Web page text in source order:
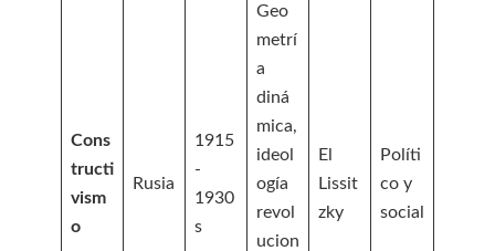
Cons
tructi
vism
o
Rusia
1915
-
1930
s
Geo
metrí
a
diná
mica,
ideol
ogía
revol
ucion
El
Lissit
zky
Políti
co y
social